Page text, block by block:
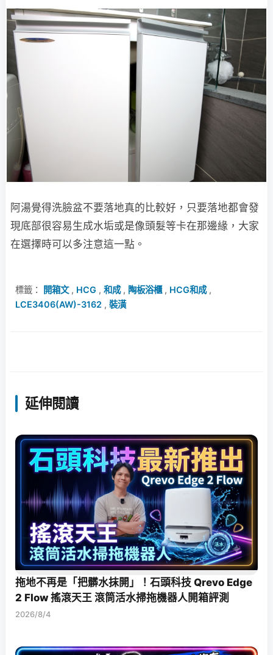
阿湯覺得洗臉盆不要落地真的比較好，只要落地都會發
現底部很容易生成水垢或是像頭髮等卡在那邊緣，大家
在選擇時可以多注意這一點。
標籤： 開箱文, HCG , 和成, 陶板浴櫃, HCG和成,
LCE3406(AW)-3162 , 裝潢
延伸閱讀
拖地不再是「把髒水抹開」！石頭科技 Qrevo Edge
2 Flow 搖滾天王 滾筒活水掃拖機器人開箱評測
2026/8/4